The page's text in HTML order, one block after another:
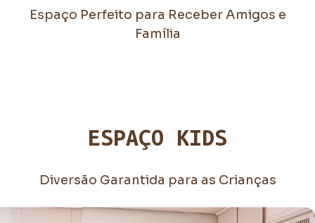
Espaço Perfeito para Receber Amigos e
Família
ESPAÇO KIDS
Diversão Garantida para as Crianças